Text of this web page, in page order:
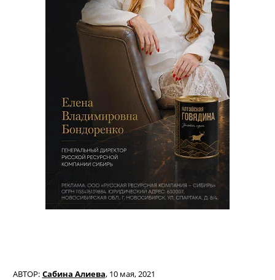
АВТОР: Сабина Алиева, 10 мая, 2021